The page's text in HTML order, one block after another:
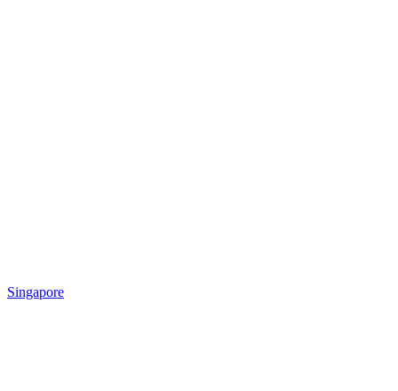
Singapore